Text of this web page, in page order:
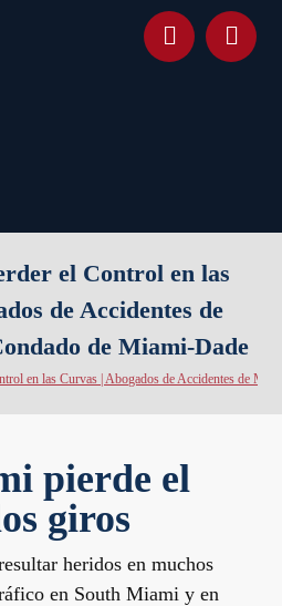
el Control en las
de Accidentes de
de Miami-Dade
en las Curvas | Abogados de Accidentes de
pierde el
giros
heridos en muchos
en South Miami y en